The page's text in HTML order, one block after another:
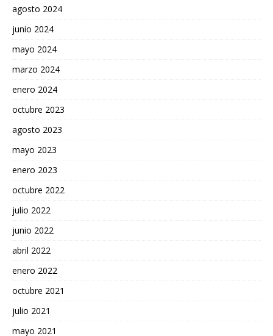
agosto 2024
junio 2024
mayo 2024
marzo 2024
enero 2024
octubre 2023
agosto 2023
mayo 2023
enero 2023
octubre 2022
julio 2022
junio 2022
abril 2022
enero 2022
octubre 2021
julio 2021
mayo 2021